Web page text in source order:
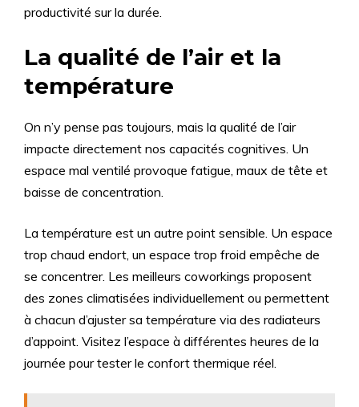
productivité sur la durée.
La qualité de l’air et la
température
On n’y pense pas toujours, mais la qualité de l’air
impacte directement nos capacités cognitives. Un
espace mal ventilé provoque fatigue, maux de tête et
baisse de concentration.
La température est un autre point sensible. Un espace
trop chaud endort, un espace trop froid empêche de
se concentrer. Les meilleurs coworkings proposent
des zones climatisées individuellement ou permettent
à chacun d’ajuster sa température via des radiateurs
d’appoint. Visitez l’espace à différentes heures de la
journée pour tester le confort thermique réel.